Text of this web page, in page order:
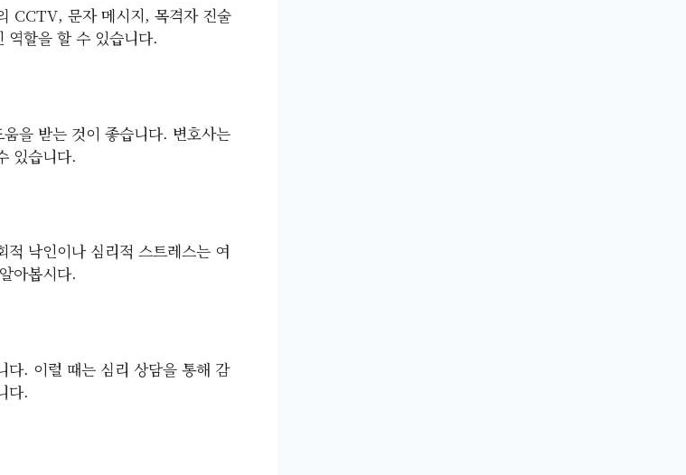
CCTV, 문자 메시지, 목격자 진술
역할을 할 수 있습니다.
을 받는 것이 좋습니다. 변호사는
있습니다.
낙인이나 심리적 스트레스는 여
아봅시다.
다. 이럴 때는 심리 상담을 통해 감
다.